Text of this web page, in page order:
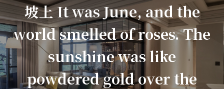
坡上 It was June, and the
world smelled of roses. The
sunshine was like
powdered gold over the